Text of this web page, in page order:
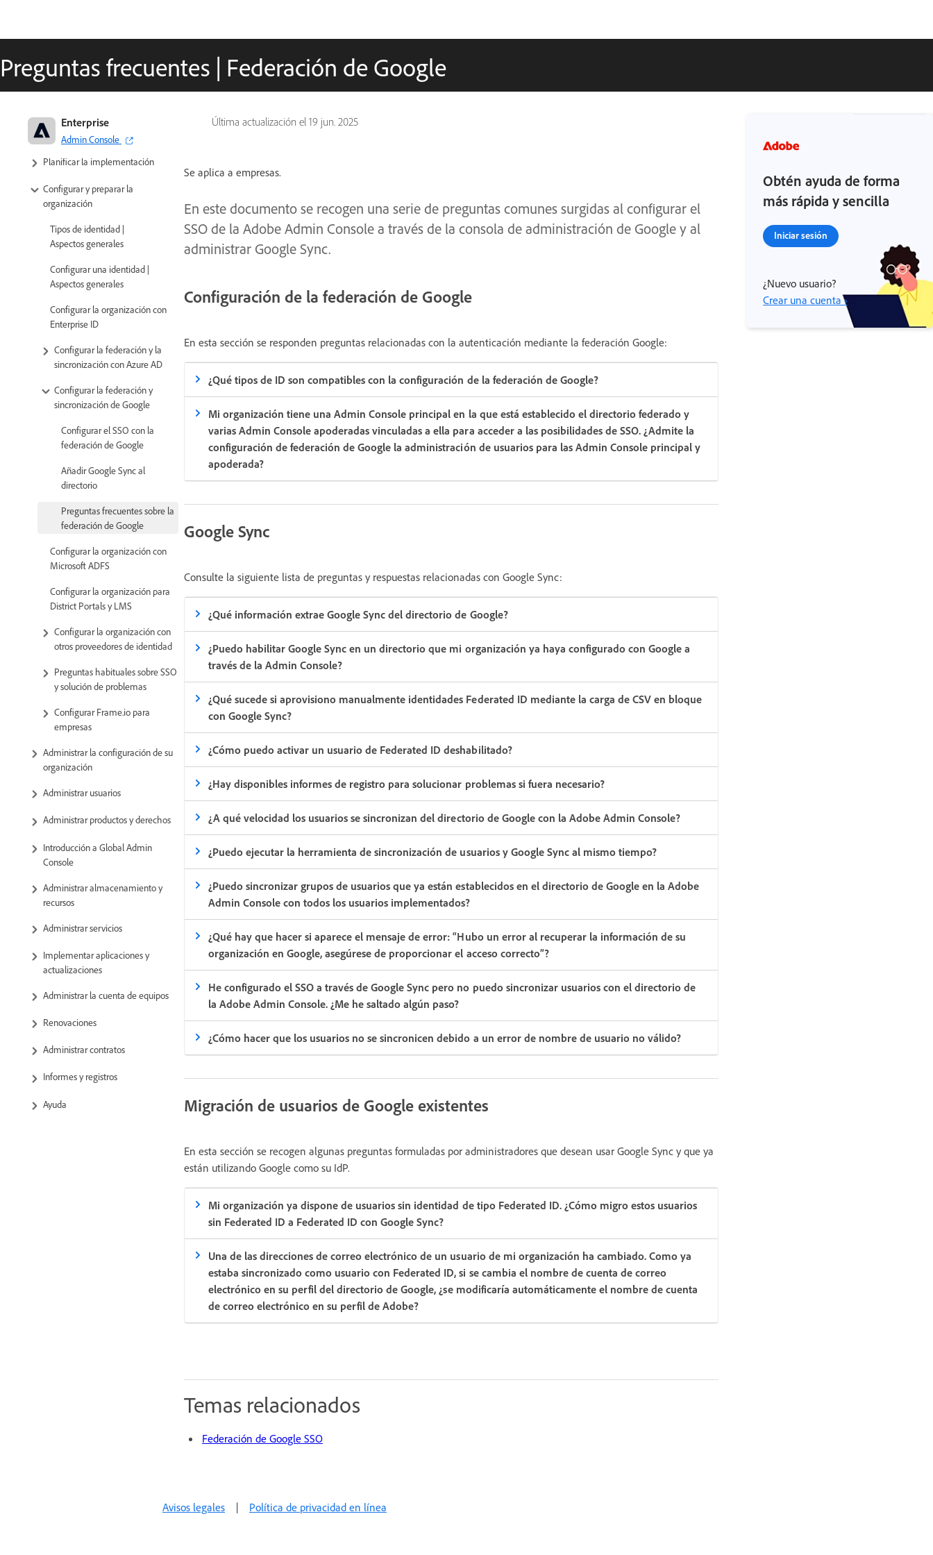
Preguntas frecuentes | Federación de Google
Última actualización el 19 jun. 2025
Enterprise
Admin Console
Adobe para empresas y equipos:
Guía de administración
Planificar la implementación
Configurar y preparar la
organización
Tipos de identidad |
Aspectos generales
Configurar una identidad |
Aspectos generales
Configurar la organización con
Enterprise ID
Configurar la federación y la
sincronización con Azure AD
Configurar la federación y
sincronización de Google
Configurar el SSO con la
federación de Google
Añadir Google Sync al
directorio
Preguntas frecuentes sobre la
federación de Google
Configurar la organización con
Microsoft ADFS
Configurar la organización para
District Portals y LMS
Configurar la organización con
otros proveedores de identidad
Preguntas habituales sobre SSO
y solución de problemas
Configurar Frame.io para
empresas
Administrar la configuración de su
organización
Administrar usuarios
Administrar productos y derechos
Introducción a Global Admin
Console
Administrar almacenamiento y
recursos
Administrar servicios
Implementar aplicaciones y
actualizaciones
Administrar la cuenta de equipos
Renovaciones
Administrar contratos
Informes y registros
Ayuda
Se aplica a empresas.
En este documento se recogen una serie de preguntas comunes surgidas al configurar el
SSO de la Adobe Admin Console a través de la consola de administración de Google y al
administrar Google Sync.
Configuración de la federación de Google
En esta sección se responden preguntas relacionadas con la autenticación mediante la federación Google:
¿Qué tipos de ID son compatibles con la configuración de la federación de Google?
Mi organización tiene una Admin Console principal en la que está establecido el directorio federado y
varias Admin Console apoderadas vinculadas a ella para acceder a las posibilidades de SSO. ¿Admite la
configuración de federación de Google la administración de usuarios para las Admin Console principal y
apoderada?
Google Sync
Consulte la siguiente lista de preguntas y respuestas relacionadas con Google Sync:
¿Qué información extrae Google Sync del directorio de Google?
¿Puedo habilitar Google Sync en un directorio que mi organización ya haya configurado con Google a
través de la Admin Console?
¿Qué sucede si aprovisiono manualmente identidades Federated ID mediante la carga de CSV en bloque
con Google Sync?
¿Cómo puedo activar un usuario de Federated ID deshabilitado?
¿Hay disponibles informes de registro para solucionar problemas si fuera necesario?
¿A qué velocidad los usuarios se sincronizan del directorio de Google con la Adobe Admin Console?
¿Puedo ejecutar la herramienta de sincronización de usuarios y Google Sync al mismo tiempo?
¿Puedo sincronizar grupos de usuarios que ya están establecidos en el directorio de Google en la Adobe
Admin Console con todos los usuarios implementados?
¿Qué hay que hacer si aparece el mensaje de error: “Hubo un error al recuperar la información de su
organización en Google, asegúrese de proporcionar el acceso correcto”?
He configurado el SSO a través de Google Sync pero no puedo sincronizar usuarios con el directorio de
la Adobe Admin Console. ¿Me he saltado algún paso?
¿Cómo hacer que los usuarios no se sincronicen debido a un error de nombre de usuario no válido?
Migración de usuarios de Google existentes
En esta sección se recogen algunas preguntas formuladas por administradores que desean usar Google Sync y que ya
están utilizando Google como su IdP.
Mi organización ya dispone de usuarios sin identidad de tipo Federated ID. ¿Cómo migro estos usuarios
sin Federated ID a Federated ID con Google Sync?
Una de las direcciones de correo electrónico de un usuario de mi organización ha cambiado. Como ya
estaba sincronizado como usuario con Federated ID, si se cambia el nombre de cuenta de correo
electrónico en su perfil del directorio de Google, ¿se modificaría automáticamente el nombre de cuenta
de correo electrónico en su perfil de Adobe?
Temas relacionados
Federación de Google SSO
Obtén ayuda de forma
más rápida y sencilla
Iniciar sesión
¿Nuevo usuario?
Crear una cuenta ›
Avisos legales | Política de privacidad en línea